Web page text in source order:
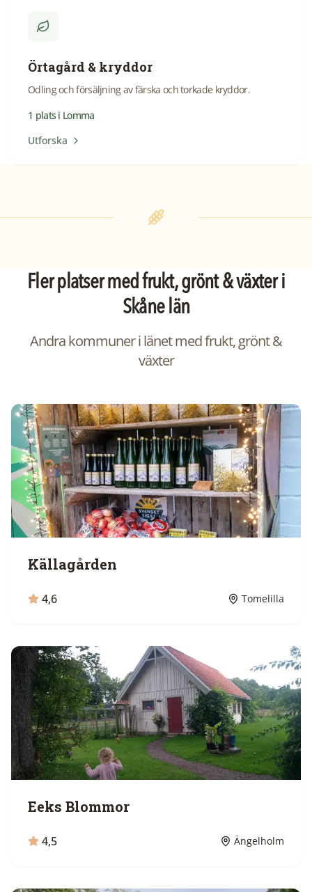
Örtagård & kryddor
Odling och försäljning av färska och torkade kryddor.
1 plats i Lomma
Utforska
Fler platser medfrukt, grönt & växteri
Skåne län
Andra kommuner i länet medfrukt, grönt &
växter
Källagården
4,6 Tomelilla
Eeks Blommor
4,5 Ängelholm